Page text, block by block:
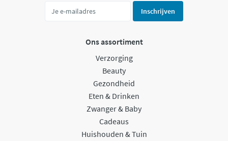
Inschrijven
Ons assortiment
Verzorging
Beauty
Gezondheid
Eten & Drinken
Zwanger & Baby
Cadeaus
Huishouden & Tuin